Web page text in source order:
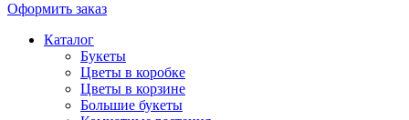
Оформить заказ
Каталог
Букеты
Цветы в коробке
Цветы в корзине
Большие букеты